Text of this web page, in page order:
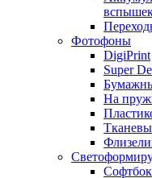
Фотофоны
DigiPrint
Super
На